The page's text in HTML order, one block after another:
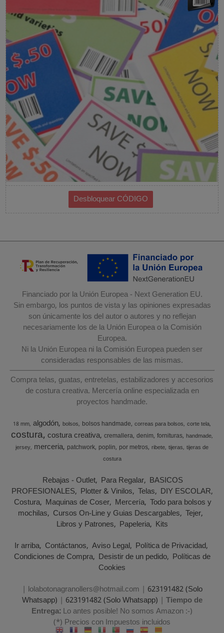
Financiado por la Unión Europea - Next Generation EU.
Sin embargo, los puntos de vista y las opiniones expresadas
son únicamente los del autor o autores y no reflejan
necesariamente los de la Unión Europea o la Comisión
Europea.
Ni la Unión Europea ni la Comisión Europea pueden ser
consideradas responsables de las mismas.
Compra telas, guatas, entretelas, estabilizadores y accesorios
de costura creativa. Mercería online especializada en
proyectos handmade.
18 mm algodón bolsos bolsos handmade correas para bolsos corte tela
costura costura creativa cremallera denim fornituras handmade
jersey merceria patchwork poplin por metros ribete tijeras tijeras de
costura
Rebajas - Outlet Para Regalar BASICOS
PROFESIONALES Plotter & Vinilos Telas DIY ESCOLAR
Costura Maquinas de Coser Mercería Todo para bolsos y
mochilas Cursos On-Line y Guias Descargables Tejer
Libros y Patrones Papeleria Kits
Ir arriba Contáctanos Aviso Legal Política de Privacidad
Condiciones de Compra Desistir de un pedido Políticas de
Cookies
| lolabotonagranollers@hotmail.com | 623191482 (Solo
Whatsapp) | 623191482 (Solo Whatsapp) | Tiempo de
Entrega:Lo antes posible! No somos Amazon :-)
(*) Precios con Impuestos incluidos